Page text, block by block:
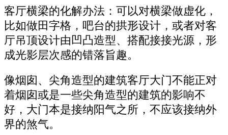
客厅横梁的化解办法：可以对横梁做虚化，
比如做田字格，吧台的拱形设计，或者对客
厅吊顶设计由凹凸造型、搭配接接光源，形
成光影层次感的错落旨趣。
像烟囱、尖角造型的建筑客厅大门不能正对
着烟囱或是一些尖角造型的建筑的影响不
好，大门本是接纳阳气之所，不应该接纳外
界的煞气。